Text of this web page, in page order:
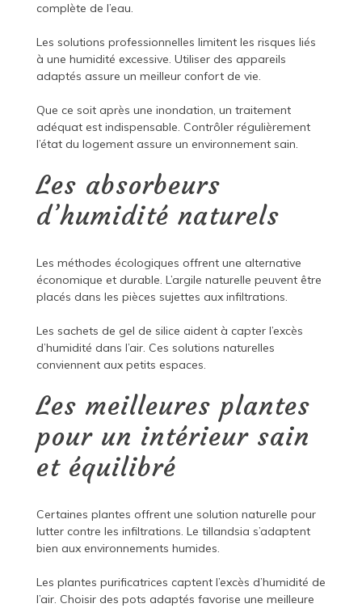
complète de l’eau.
Les solutions professionnelles limitent les risques liés
à une humidité excessive. Utiliser des appareils
adaptés assure un meilleur confort de vie.
Que ce soit après une inondation, un traitement
adéquat est indispensable. Contrôler régulièrement
l’état du logement assure un environnement sain.
Les absorbeurs
d’humidité naturels
Les méthodes écologiques offrent une alternative
économique et durable. L’argile naturelle peuvent être
placés dans les pièces sujettes aux infiltrations.
Les sachets de gel de silice aident à capter l’excès
d’humidité dans l’air. Ces solutions naturelles
conviennent aux petits espaces.
Les meilleures plantes
pour un intérieur sain
et équilibré
Certaines plantes offrent une solution naturelle pour
lutter contre les infiltrations. Le tillandsia s’adaptent
bien aux environnements humides.
Les plantes purificatrices captent l’excès d’humidité de
l’air. Choisir des pots adaptés favorise une meilleure